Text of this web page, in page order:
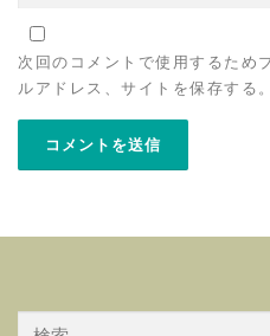
次回のコメントで使用するため
ルアドレス、サイトを保存する。